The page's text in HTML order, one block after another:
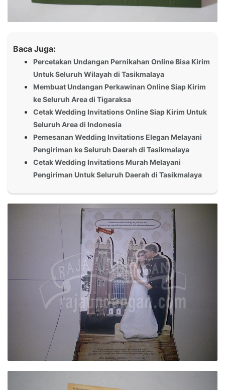
Baca Juga:
Percetakan Undangan Pernikahan Online Bisa Kirim
Untuk Seluruh Wilayah di Tasikmalaya
Membuat Undangan Perkawinan Online Siap Kirim
ke Seluruh Area di Tigaraksa
Cetak Wedding Invitations Online Siap Kirim Untuk
Seluruh Area di Indonesia
Pemesanan Wedding Invitations Elegan Melayani
Pengiriman ke Seluruh Daerah di Tasikmalaya
Cetak Wedding Invitations Murah Melayani
Pengiriman Untuk Seluruh Daerah di Tasikmalaya